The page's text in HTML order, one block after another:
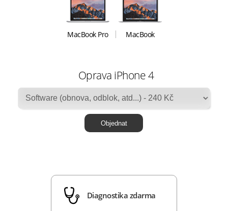
MacBook Pro MacBook
Oprava iPhone 4
Diagnostika zdarma